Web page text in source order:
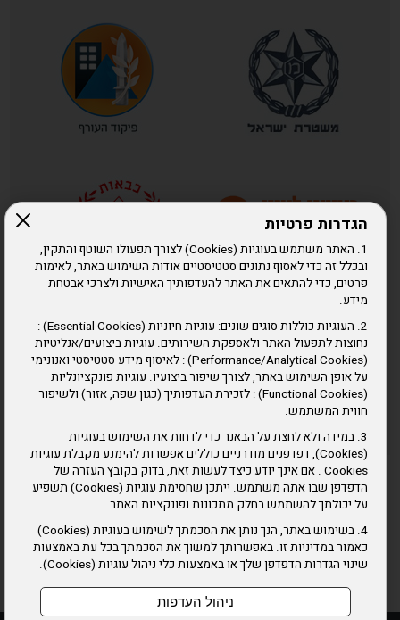
הגדרות פרטיות
1. האתר משתמש בעוגיות (Cookies) לצורך תפעולו השוטף והתקין,
ובכלל זה כדי לאסוף נתונים סטטיסטיים אודות השימוש באתר, לאימות
פרטים, כדי להתאים את האתר להעדפותיך האישיות ולצרכי אבטחת
מידע.
2. העוגיות כוללות סוגים שונים: עוגיות חיוניות (Essential Cookies) :
נחוצות לתפעול האתר ולאספקת השירותים. עוגיות ביצועים/אנליטיות
(Performance/Analytical Cookies) : לאיסוף מידע סטטיסטי ואנונימי
על אופן השימוש באתר, לצורך שיפור ביצועיו. עוגיות פונקציונליות
(Functional Cookies) : לזכירת העדפותיך (כגון שפה, אזור) ולשיפור
חווית המשתמש.
3. במידה ולא לחצת על הבאנר כדי לדחות את השימוש בעוגיות
(Cookies), דפדפנים מודרניים כוללים אפשרות להימנע מקבלת עוגיות
Cookies . אם אינך יודע כיצד לעשות זאת, בדוק בקובץ העזרה של
הדפדפן שבו אתה משתמש. ייתכן שחסימת עוגיות (Cookies) תשפיע
על יכולתך להשתמש בחלק מתכונות ופונקציות האתר.
4. בשימוש באתר, הנך נותן את הסכמתך לשימוש בעוגיות (Cookies)
כאמור במדיניות זו. באפשרותך למשוך את הסכמתך בכל עת באמצעות
שינוי הגדרות הדפדפן שלך או באמצעות כלי ניהול עוגיות (Cookies).
ניהול העדפות
הצטרפו אלינו ברשתות החברתיות